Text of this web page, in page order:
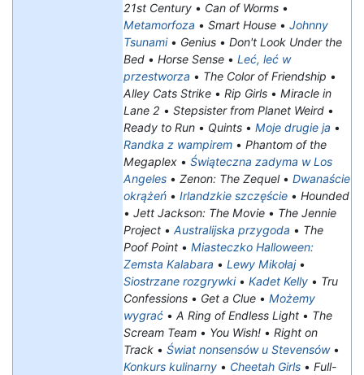
21st Century • Can of Worms •
Metamorfoza • Smart House • Johnny
Tsunami• Genius • Don't Look Under the
Bed • Horse Sense • Leć, leć w
przestworza • The Color of Friendship •
Alley Cats Strike • Rip Girls • Miracle in
Lane 2 • Stepsister from Planet Weird •
Ready to Run • Quints • Moje drugie ja •
Randka z wampirem • Phantom of the
Megaplex • Świąteczna zadyma w Los
Angeles • Zenon: The Zequel• Dwanaście
okrążeń • Irlandzkie szczęście • Hounded
• Jett Jackson: The Movie • The Jennie
Project • Australijska przygoda • The
Poof Point • Miasteczko Halloween:
Zemsta Kalabara • Lewy Mikołaj•
Siostrzane rozgrywki• Kadet Kelly • Tru
Confessions • Get a Clue • Możemy
wygrać • A Ring of Endless Light • The
Scream Team • You Wish! • Right on
Track • Świat nonsensów u Stevensów•
Konkurs kulinarny • Cheetah Girls • Full-